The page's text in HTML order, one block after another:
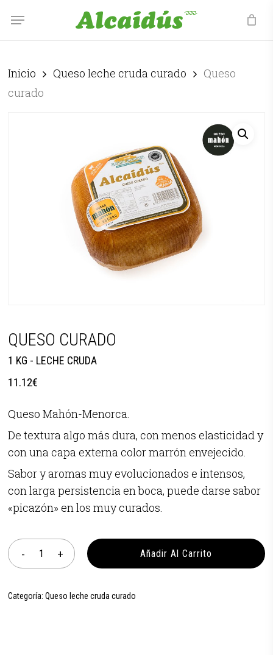
Menu
Inicio Queso leche cruda curado
Queso
curado
QUESO CURADO
1 KG - LECHE CRUDA
11.12€
Queso Mahón-Menorca.
De textura algo más dura, con menos elasticidad y
con una capa externa color marrón envejecido.
Sabor y aromas muy evolucionados e intensos,
con larga persistencia en boca, puede darse sabor
«picazón» en los muy curados.
Añadir Al Carrito
Categoría:Queso leche cruda curado